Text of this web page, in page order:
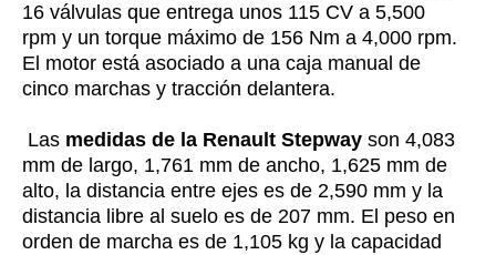
16 válvulas que entrega unos 115 CV a 5,500
rpm y un torque máximo de 156 Nm a 4,000 rpm.
El motor está asociado a una caja manual de
cinco marchas y tracción delantera.
Las medidas de la Renault Stepway son 4,083
mm de largo, 1,761 mm de ancho, 1,625 mm de
alto, la distancia entre ejes es de 2,590 mm y la
distancia libre al suelo es de 207 mm. El peso en
orden de marcha es de 1,105 kg y la capacidad